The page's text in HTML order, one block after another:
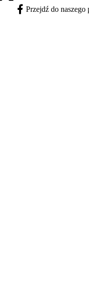
Facebook - otwiera się w nowej
Przejdź do